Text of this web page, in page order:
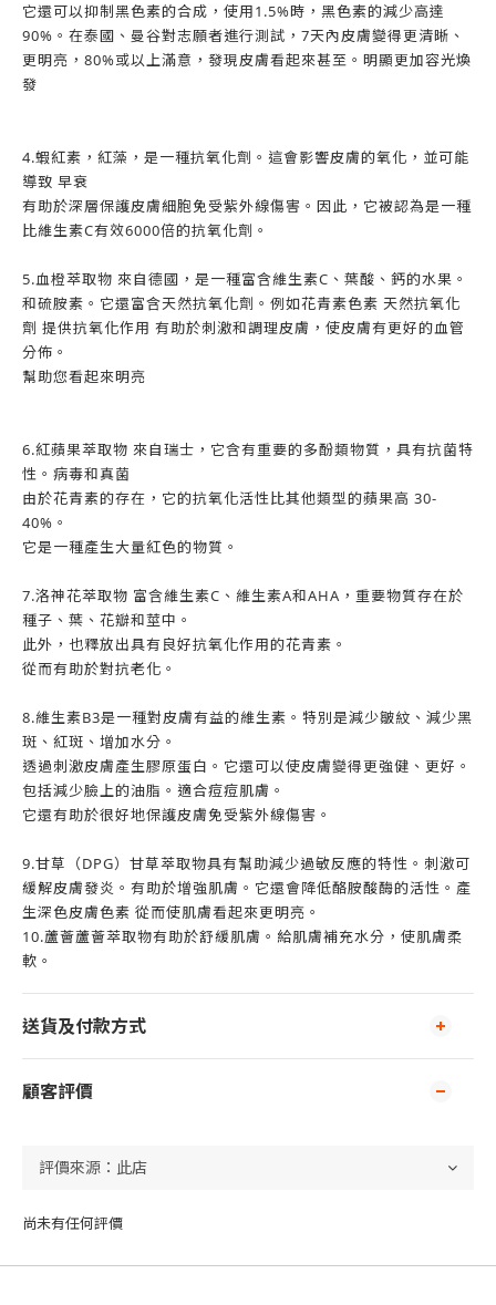
它還可以抑制黑色素的合成，使用1.5%時，黑色素的減少高達
90%。在泰國、曼谷對志願者進行測試，7天內皮膚變得更清晰、
更明亮，80%或以上滿意，發現皮膚看起來甚至。明顯更加容光煥
發
4.蝦紅素，紅藻，是一種抗氧化劑。這會影響皮膚的氧化，並可能
導致 早衰
有助於深層保護皮膚細胞免受紫外線傷害。因此，它被認為是一種
比維生素C有效6000倍的抗氧化劑。
5.血橙萃取物 來自德國，是一種富含維生素C、葉酸、鈣的水果。
和硫胺素。它還富含天然抗氧化劑。例如花青素色素 天然抗氧化
劑 提供抗氧化作用 有助於刺激和調理皮膚，使皮膚有更好的血管
分佈。
幫助您看起來明亮
6.紅蘋果萃取物 來自瑞士，它含有重要的多酚類物質，具有抗菌特
性。病毒和真菌
由於花青素的存在，它的抗氧化活性比其他類型的蘋果高 30-
40%。
它是一種產生大量紅色的物質。
7.洛神花萃取物 富含維生素C、維生素A和AHA，重要物質存在於
種子、葉、花瓣和莖中。
此外，也釋放出具有良好抗氧化作用的花青素。
從而有助於對抗老化。
8.維生素B3是一種對皮膚有益的維生素。特別是減少皺紋、減少黑
斑、紅斑、增加水分。
透過刺激皮膚產生膠原蛋白。它還可以使皮膚變得更強健、更好。
包括減少臉上的油脂。適合痘痘肌膚。
它還有助於很好地保護皮膚免受紫外線傷害。
9.甘草（DPG）甘草萃取物具有幫助減少過敏反應的特性。刺激可
緩解皮膚發炎。有助於增強肌膚。它還會降低酪胺酸酶的活性。產
生深色皮膚色素 從而使肌膚看起來更明亮。
10.蘆薈蘆薈萃取物有助於舒緩肌膚。給肌膚補充水分，使肌膚柔
軟。
送貨及付款方式
顧客評價
尚未有任何評價